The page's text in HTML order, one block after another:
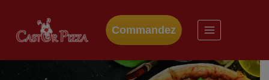
Commandez